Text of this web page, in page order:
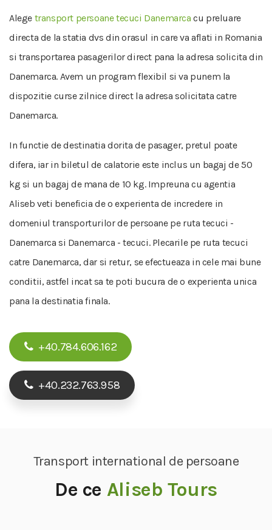
Alege transport persoane tecuci Danemarca cu preluare
directa de la statia dvs din orasul in care va aflati in Romania
si transportarea pasagerilor direct pana la adresa solicita din
Danemarca. Avem un program flexibil si va punem la
dispozitie curse zilnice direct la adresa solicitata catre
Danemarca.
In functie de destinatia dorita de pasager, pretul poate
difera, iar in biletul de calatorie este inclus un bagaj de 50
kg si un bagaj de mana de 10 kg. Impreuna cu agentia
Aliseb veti beneficia de o experienta de incredere in
domeniul transporturilor de persoane pe ruta tecuci -
Danemarca si Danemarca - tecuci. Plecarile pe ruta tecuci
catre Danemarca, dar si retur, se efectueaza in cele mai bune
conditii, astfel incat sa te poti bucura de o experienta unica
pana la destinatia finala.
+40.784.606.162
+40.232.763.958
Transport international de persoane
De ce Aliseb Tours